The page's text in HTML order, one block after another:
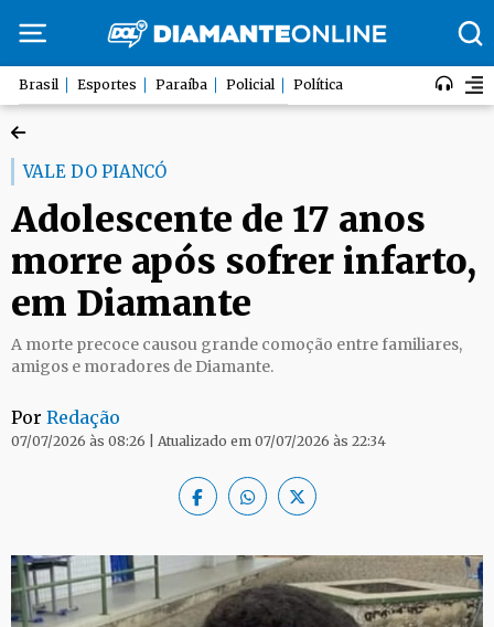
Brasil Esportes Paraíba Policial Política
VALE DO PIANCÓ
Adolescente de 17 anos
morre após sofrer infarto,
em Diamante
A morte precoce causou grande comoção entre familiares,
amigos e moradores de Diamante.
Por Redação
07/07/2026 às 08:26 | Atualizado em 07/07/2026 às 22:34